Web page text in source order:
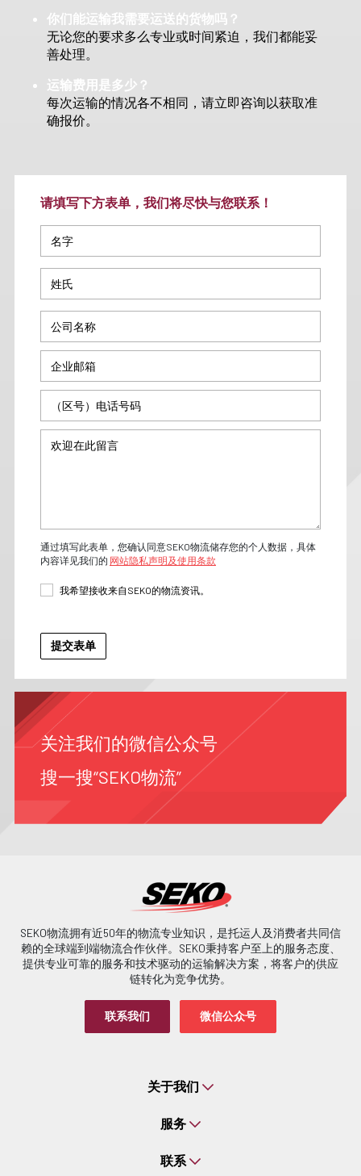
你们能运输我需要运送的货物吗？
无论您的要求多么专业或时间紧迫，我们都能妥
善处理。
运输费用是多少？
每次运输的情况各不相同，请立即咨询以获取准
确报价。
请填写下方表单，我们将尽快与您联系！
通过填写此表单，您确认同意SEKO物流储存您的个人数据，具体
内容详见我们的 网站隐私声明及使用条款
我希望接收来自SEKO的物流资讯。
关注我们的微信公众号
搜一搜“SEKO物流”
SEKO物流拥有近50年的物流专业知识，是托运人及消费者共同信
赖的全球端到端物流合作伙伴。SEKO秉持客户至上的服务态度、
提供专业可靠的服务和技术驱动的运输解决方案，将客户的供应
链转化为竞争优势。
联系我们 微信公众号
关于我们
服务
联系